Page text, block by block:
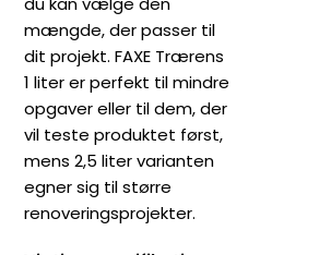
mængde, der passer til
dit projekt. FAXE Trærens
1 liter er perfekt til mindre
opgaver eller til dem, der
vil teste produktet først,
mens 2,5 liter varianten
egner sig til større
renoveringsprojekter.